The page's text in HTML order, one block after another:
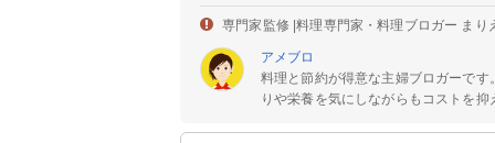
専門家監修 |料理専門家・料理ブロガー まり
アメブロ
料理と節約が得意な主婦ブロガーで
りや栄養を気にしながらもコストを